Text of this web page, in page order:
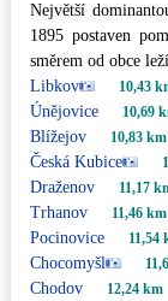
Největší
1895 postaven
směrem od obce
Libkov
10,43
Únějovice 10,69
Blížejov 10,83 km
Česká Kubice
Draženov 11,17
Trhanov 11,46 km
Pocinovice 11,54
Chocomyšl
Chodov 12,24 km